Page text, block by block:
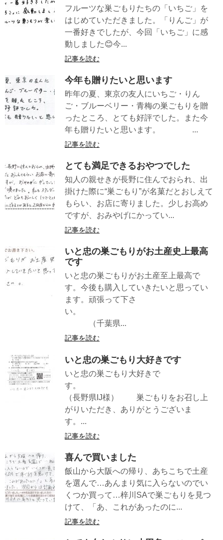
フルーツな巣ごもりたちの「いちご」を
はじめていただきました。「りんご」が
一番好きでしたが、今回「いちご」に感
動しました😊今...
記事を読む
今年も贈りたいと思います
昨年の夏、東京の友人にいちご・りん
ご・ブルーベリー・青梅の巣ごもりを贈
ったところ、とても好評でした。また今
年も贈りたいと思います。 ...
記事を読む
とても満足できるおやつでした
知人の親せきが長野に住んでおられ、出
掛けた際に“巣ごもり”が名菓だとおしえて
もらい、お店に寄りました。少しお高め
ですが、おみやげにかってい...
記事を読む
いと忠の巣ごもりがお土産史上最高
です
いと忠の巣ごもりがお土産至上最高で
す。今後も購入していきたいと思ってい
ます。頑張って下さ
い。
（千葉県...
記事を読む
いと忠の巣ごもり大好きです
いと忠の巣ごもり大好きで
す。
（長野県IJ様） 巣ごもりをお召し上
がりいただき、ありがとうございま
す。...
記事を読む
喜んで買いました
飯山から大阪への帰り、あちこちで土産
を選んで…あんまり気に入らないのでい
くつか買って…梓川SAで巣ごもりを見つ
けて、「あ、これがあったのに...
記事を読む